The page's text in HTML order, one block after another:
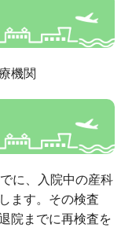
機関
に、入院中の産科
ます。その検査
院までに再検査を